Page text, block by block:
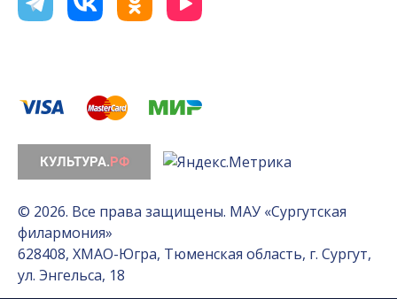
© 2026. Все права защищены. МАУ «Сургутская
филармония»
628408, ХМАО-Югра, Тюменская область, г. Сургут,
ул. Энгельса, 18